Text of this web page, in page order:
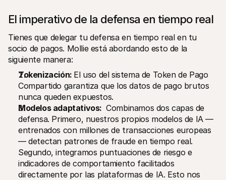
El imperativo de la defensa en tiempo real
Tienes que delegar tu defensa en tiempo real en tu
socio de pagos. Mollie está abordando esto de la
siguiente manera:
Tokenización: El uso del sistema de Token de Pago
Compartido garantiza que los datos de pago brutos
nunca queden expuestos.
Modelos adaptativos: Combinamos dos capas de
defensa. Primero, nuestros propios modelos de IA —
entrenados con millones de transacciones europeas
— detectan patrones de fraude en tiempo real.
Segundo, integramos puntuaciones de riesgo e
indicadores de comportamiento facilitados
directamente por las plataformas de IA. Esto nos